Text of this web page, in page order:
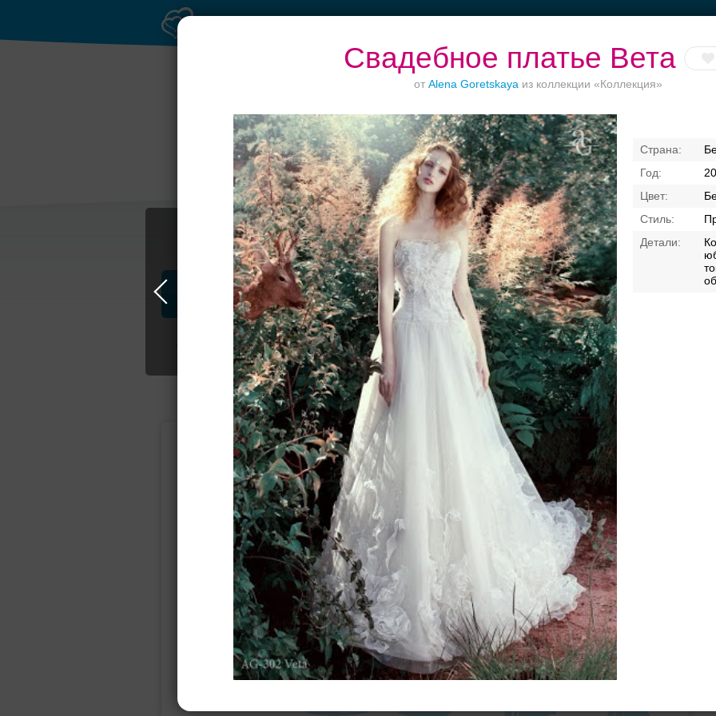
Свадебное платье Вета
от Alena Goretskaya из коллекции «Коллекция»
Торжества за
городом
Ваш безупречный
образ
Банкет в отеле
Профессионалы и услуги Свадебные платья Банкет Транспорт
Свадьба в Москве Свадебные платья
Подбор свадебного платья
Ампир
(греческий)
Прямое Русалка Принцесса Бальное